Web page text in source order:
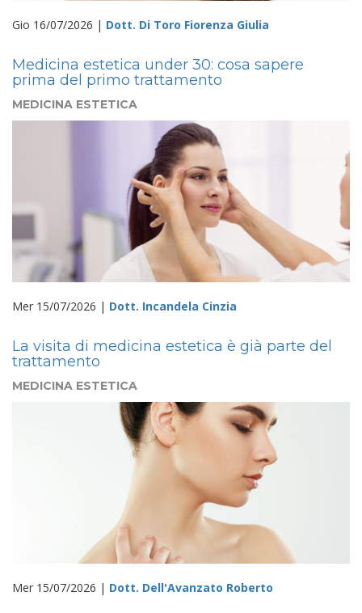
Gio 16/07/2026 | Dott. Di Toro Fiorenza Giulia
Medicina estetica under 30: cosa sapere
prima del primo trattamento
MEDICINA ESTETICA
Mer 15/07/2026 | Dott. Incandela Cinzia
La visita di medicina estetica è già parte del
trattamento
MEDICINA ESTETICA
Mer 15/07/2026 | Dott. Dell'Avanzato Roberto